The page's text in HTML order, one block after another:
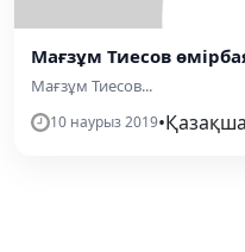
Мағзұм Тиесов
Мағзұм Тиесов...
10 наурыз 2019•